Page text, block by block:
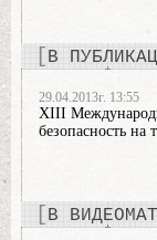
В
29.04.2013г. 13:55
XIII
безопасность на
В